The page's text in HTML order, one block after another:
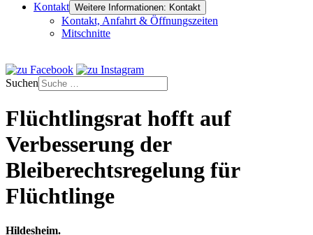
Kontakt Weitere Informationen: Kontakt
Kontakt, Anfahrt & Öffnungszeiten
Mitschnitte
Suchen
Flüchtlingsrat hofft auf
Verbesserung der
Bleiberechtsregelung für
Flüchtlinge
Hildesheim.